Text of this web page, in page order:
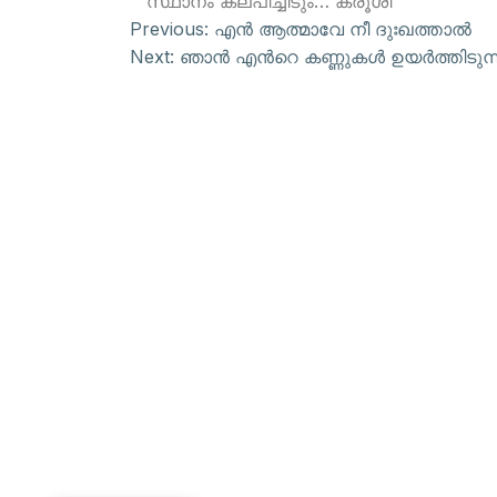
Previous: എന്‍ ആത്മാവേ നീ ദുഃഖത്താല്‍
Next: ഞാന്‍ എന്‍റെ കണ്ണുകള്‍